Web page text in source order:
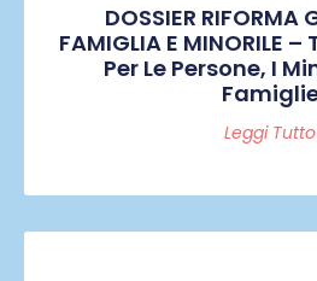
DOSSIER RIFORMA
FAMIGLIA E MINORILE
Per Le Persone, I
Leggi Tutto